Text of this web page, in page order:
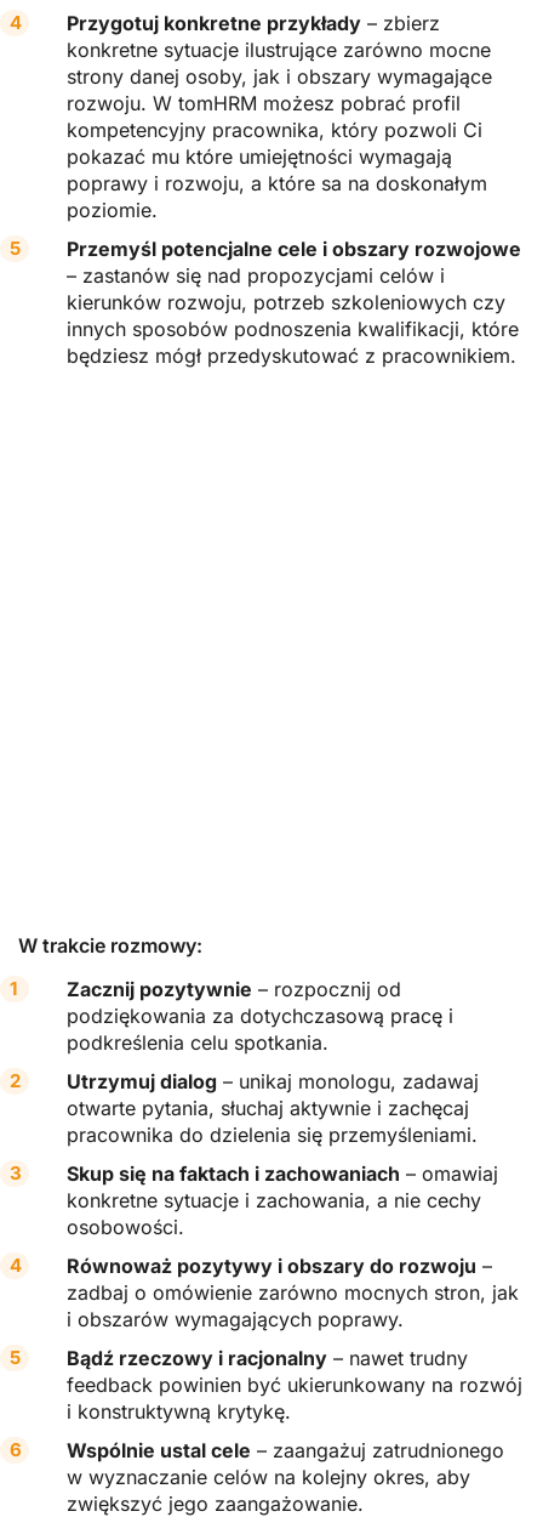
Przygotuj konkretne przykłady – zbierz
konkretne sytuacje ilustrujące zarówno mocne
strony danej osoby, jak i obszary wymagające
rozwoju. W tomHRM możesz pobrać profil
kompetencyjny pracownika, który pozwoli Ci
pokazać mu które umiejętności wymagają
poprawy i rozwoju, a które sa na doskonałym
poziomie.
Przemyśl potencjalne cele i obszary rozwojowe
– zastanów się nad propozycjami celów i
kierunków rozwoju, potrzeb szkoleniowych czy
innych sposobów podnoszenia kwalifikacji, które
będziesz mógł przedyskutować z pracownikiem.
W trakcie rozmowy:
Zacznij pozytywnie – rozpocznij od
podziękowania za dotychczasową pracę i
podkreślenia celu spotkania.
Utrzymuj dialog – unikaj monologu, zadawaj
otwarte pytania, słuchaj aktywnie i zachęcaj
pracownika do dzielenia się przemyśleniami.
Skup się na faktach i zachowaniach – omawiaj
konkretne sytuacje i zachowania, a nie cechy
osobowości.
Równoważ pozytywy i obszary do rozwoju –
zadbaj o omówienie zarówno mocnych stron, jak
i obszarów wymagających poprawy.
Bądź rzeczowy i racjonalny – nawet trudny
feedback powinien być ukierunkowany na rozwój
i konstruktywną krytykę.
Wspólnie ustal cele – zaangażuj zatrudnionego
w wyznaczanie celów na kolejny okres, aby
zwiększyć jego zaangażowanie.